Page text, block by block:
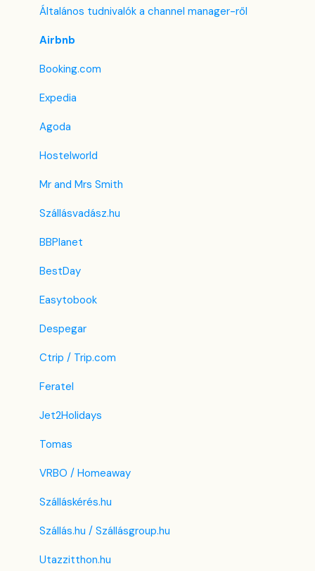
Housekeeping
Számla beállítások
Előfizetés
Regisztrációs adatlap
Egyéni mező
Összenyitható szoba - funkció
Lista nézet
PMS alatti menük
F&B
Takarítás & Karbantartás
Adminisztráció
Korábbi Foglalómotor
Általános tudnivalók a channel manager-ről
Airbnb
Booking.com
Expedia
Agoda
Hostelworld
Mr and Mrs Smith
Szállásvadász.hu
BBPlanet
BestDay
Easytobook
Despegar
Ctrip / Trip.com
Feratel
Jet2Holidays
Tomas
VRBO / Homeaway
Szálláskérés.hu
Szállás.hu / Szállásgroup.hu
Utazzitthon.hu